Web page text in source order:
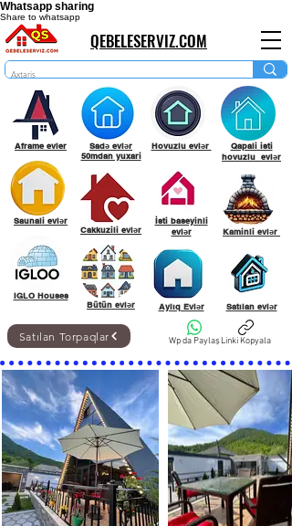
Whatsapp sharing
Share to whatsapp
QEBELESERVIZ.COM
Aframe evler
Saunali evlər
IGLO Houses
Sadə evlər
50mdan yuxari
Cakkuzili evlər
Bütün evlər
Hovuzlu evlər
İsti baseyinli
evlər
Aylıq Evlər
Qapali isti
hovuzlu evlər
Kaminli evlər
Satılan evlər
Wp da PaylaşLinki Kopyala
Satılan Torpaqlar